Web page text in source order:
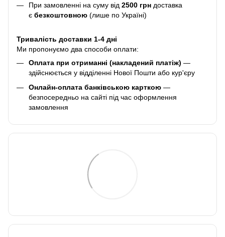
При замовленні на суму від 2500 грн доставка
є безкоштовною (лише по Україні)
Тривалість доставки 1-4 дні
Ми пропонуємо два способи оплати:
Оплата при отриманні (накладений платіж) —
здійснюється у відділенні Нової Пошти або кур'єру
Онлайн-оплата банківською карткою —
безпосередньо на сайті під час оформлення
замовлення